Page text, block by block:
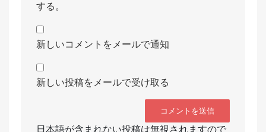
する。
新しいコメントをメールで通知
新しい投稿をメールで受け取る
日本語が含まれない投稿は無視されますので